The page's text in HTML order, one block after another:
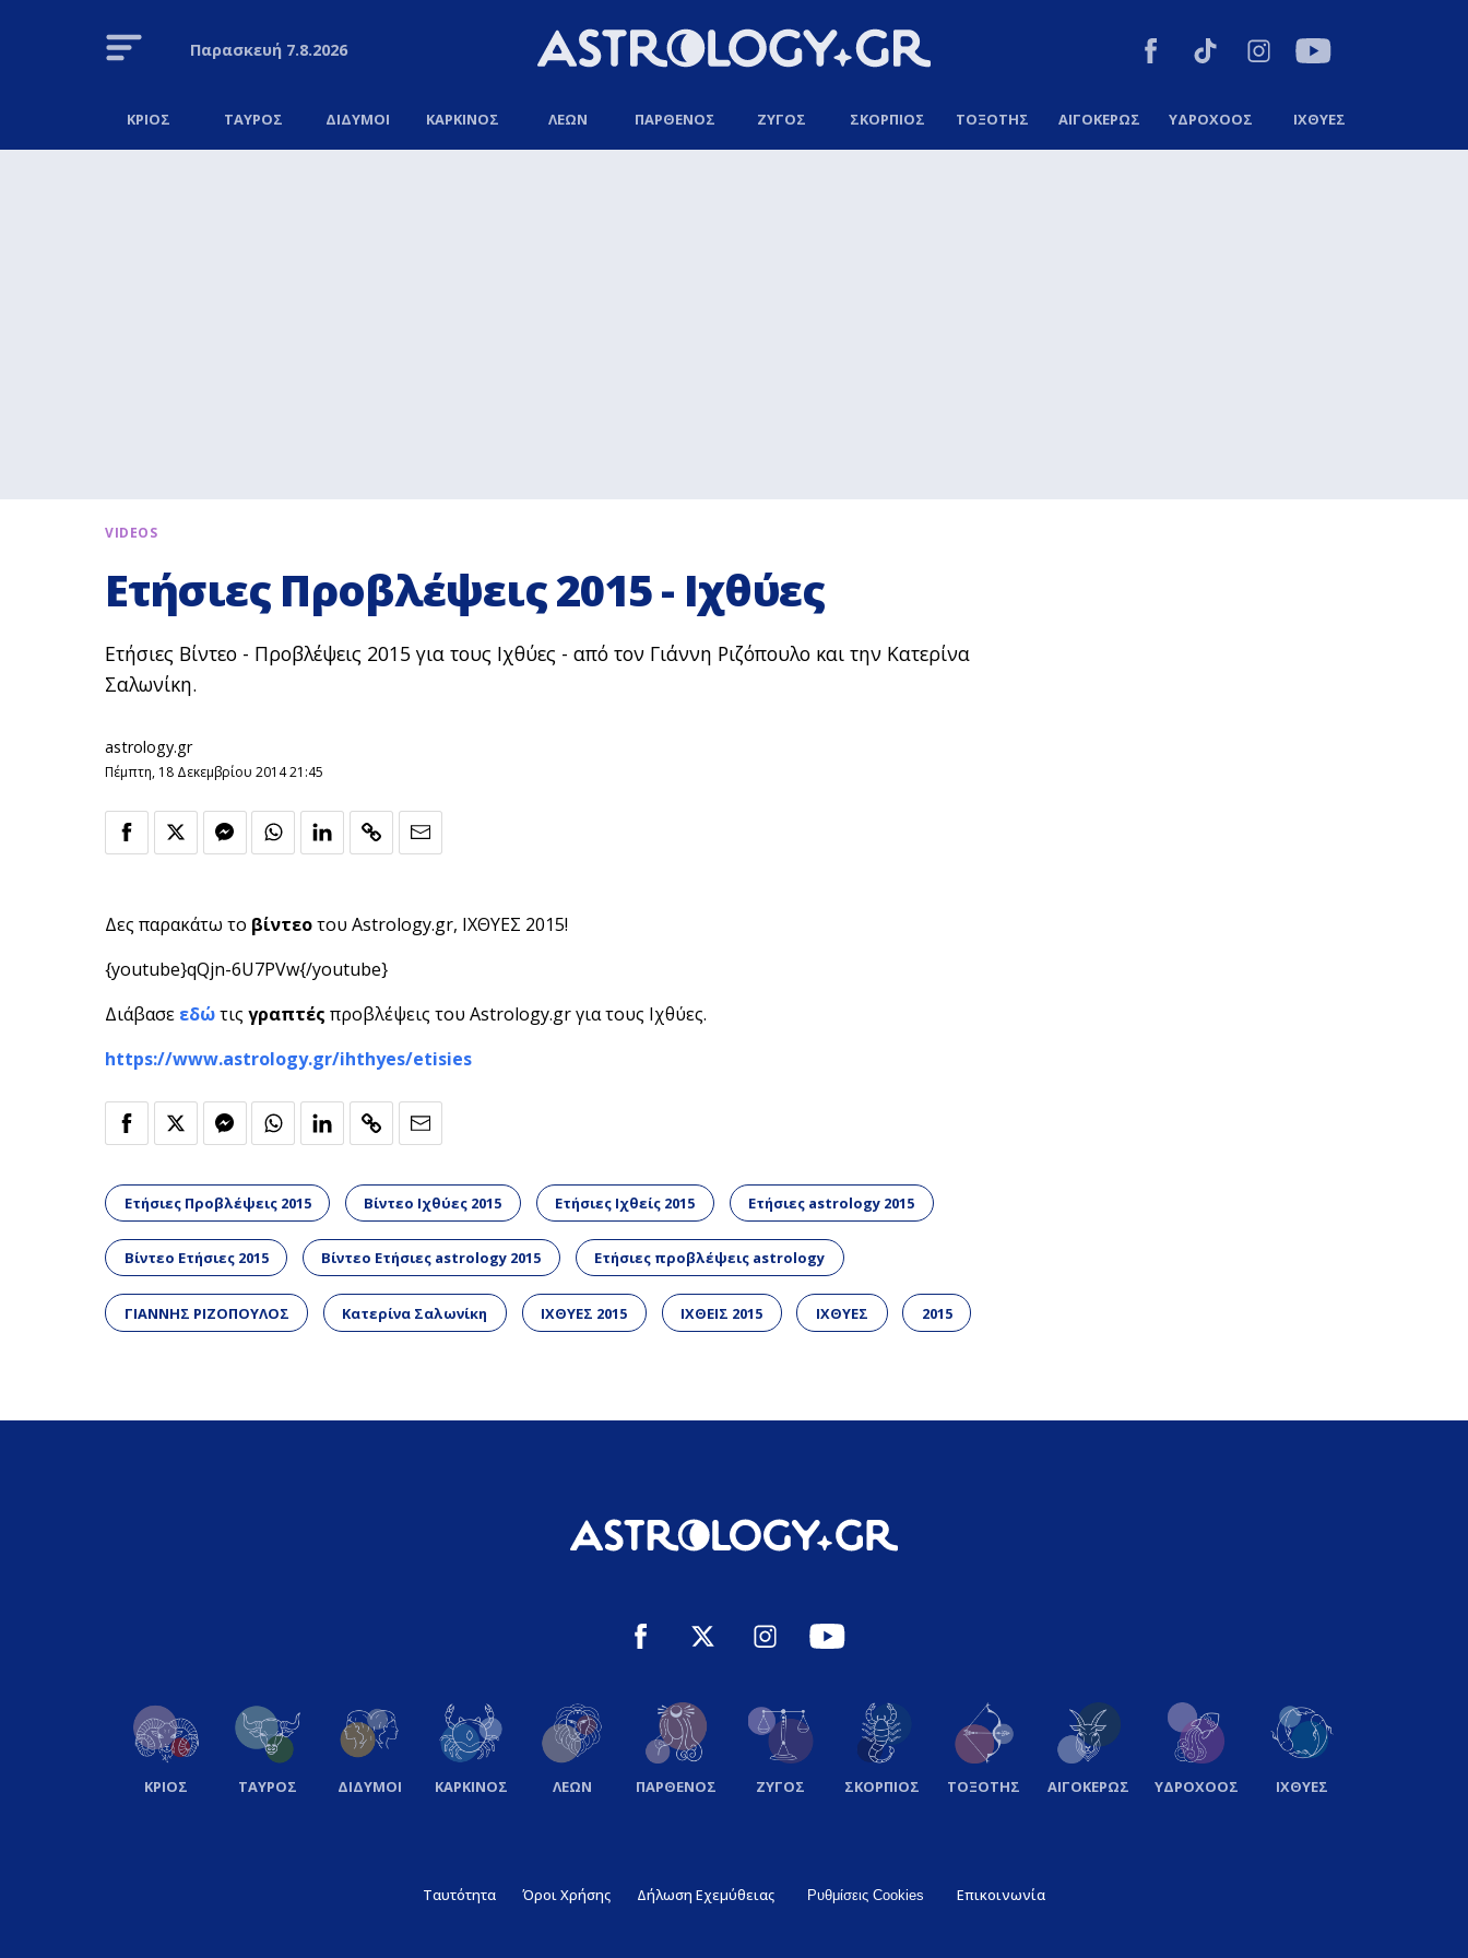
Παρασκευή7.8.2026
ΚΡΙΟΣ ΤΑΥΡΟΣ ΔΙΔΥΜΟΙ ΚΑΡΚΙΝΟΣ ΛΕΩΝ ΠΑΡΘΕΝΟΣ ΖΥΓΟΣ ΣΚΟΡΠΙΟΣ ΤΟΞΟΤΗΣ ΑΙΓΟΚΕΡΩΣ ΥΔΡΟΧΟΟΣ ΙΧΘΥΕΣ
VIDEOS
Ετήσιες Προβλέψεις 2015 - Ιχθύες
Ετήσιες Βίντεο - Προβλέψεις 2015 για τους Ιχθύες - από τον Γιάννη Ριζόπουλο και την Κατερίνα
Σαλωνίκη.
astrology.gr
Πέμπτη, 18 Δεκεμβρίου 2014 21:45
Δες παρακάτω το βίντεοτου Astrology.gr, ΙΧΘΥΕΣ 2015!
{youtube}qQjn-6U7PVw{/youtube}
Διάβασε εδώτις γραπτές προβλέψεις του Astrology.gr για τους Ιχθύες.
https://www.astrology.gr/ihthyes/etisies
Ετήσιες Προβλέψεις 2015 Βίντεο Ιχθύες 2015 Ετήσιες Ιχθείς 2015 Ετήσιες astrology 2015
Βίντεο Ετήσιες 2015 Βίντεο Ετήσιες astrology 2015 Ετήσιες προβλέψεις astrology
ΓΙΑΝΝΗΣ ΡΙΖΟΠΟΥΛΟΣ Κατερίνα Σαλωνίκη ΙΧΘΥΕΣ 2015 ΙΧΘΕΙΣ 2015 ΙΧΘΥΕΣ 2015
ΚΡΙΟΣ ΤΑΥΡΟΣ ΔΙΔΥΜΟΙ ΚΑΡΚΙΝΟΣ ΛΕΩΝ ΠΑΡΘΕΝΟΣ ΖΥΓΟΣ ΣΚΟΡΠΙΟΣ ΤΟΞΟΤΗΣ ΑΙΓΟΚΕΡΩΣ ΥΔΡΟΧΟΟΣ ΙΧΘΥΕΣ
Ταυτότητα Όροι Χρήσης Δήλωση Εχεμύθειας Ρυθμίσεις Cookies Επικοινωνία